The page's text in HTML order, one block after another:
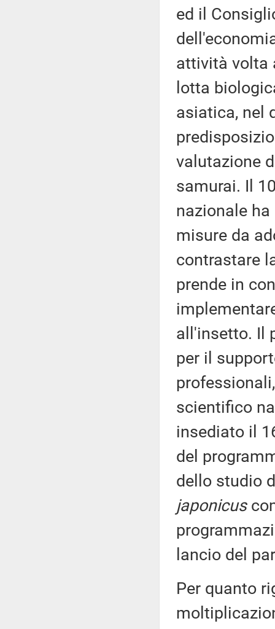
ed il
attività volta
lotta
asiatica, nel
valutazione
samurai. Il
nazionale
misure da
contrastare
prende in
all'insetto. Il
per il
scientifico
insediato il
del
dello studio
japonicus
lancio del
Per quanto